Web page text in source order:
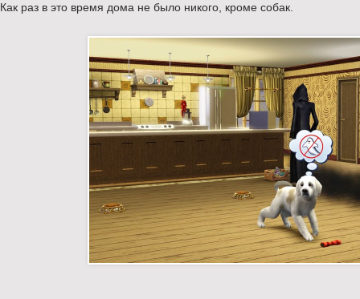
Как раз в это время дома не было никого, кроме собак.